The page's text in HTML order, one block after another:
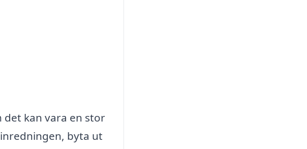
kan vara en stor
byta ut